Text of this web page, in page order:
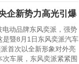
企新势力高光引爆
动品牌东风奕派，强势
暨8月1日东风奕派汽车
首次以全新形象对外亮
车展，东风奕派紧紧围